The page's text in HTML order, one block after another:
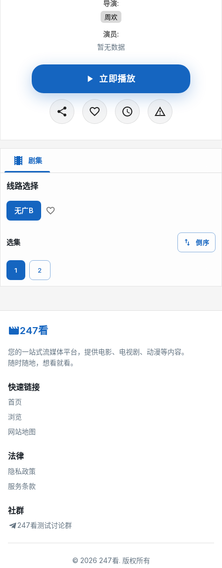
的形象。
导演:
周欢
演员:
暂无数据
立即播放
剧集
线路选择
无广B
选集 倒序
1 2
247看
您的一站式流媒体平台，提供电影、电视剧、动漫等内容。
随时随地，想看就看。
快速链接
首页
浏览
网站地图
法律
隐私政策
服务条款
社群
247看测试讨论群
© 2026 247看. 版权所有